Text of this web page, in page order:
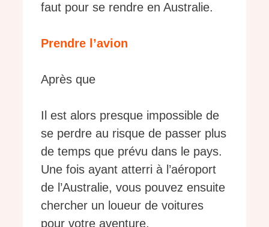
faut pour se rendre en Australie.
Prendre l’avion
Après que
Il est alors presque impossible de
se perdre au risque de passer plus
de temps que prévu dans le pays.
Une fois ayant atterri à l’aéroport
de l’Australie, vous pouvez ensuite
chercher un loueur de voitures
pour votre aventure.